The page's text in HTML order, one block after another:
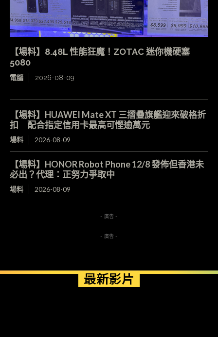
【場料】8.48L 性能狂魔！ZOTAC 迷你機硬塞
5080
電腦 2026-08-09
【場料】HUAWEI Mate XT 三摺疊旗艦迎來破格折
扣 配合指定信用卡最高可慳逾萬元
場料 2026-08-09
【場料】HONOR Robot Phone 12/8 發佈但香港未
必出？代理：正努力爭取中
場料 2026-08-09
- 廣告 -
- 廣告 -
最新影片